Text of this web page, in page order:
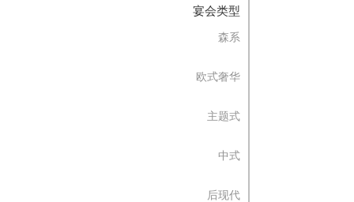
宴会类型
森系
欧式奢华
主题式
中式
后现代